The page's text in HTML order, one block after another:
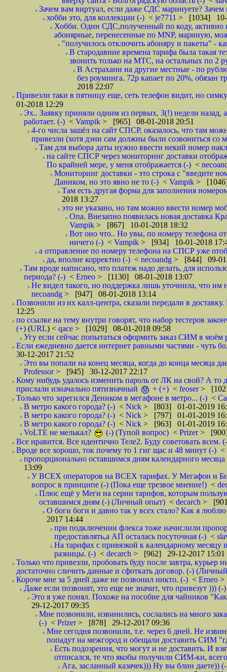
Зачем вам виртуал, если даже СДС маринуете?
хобби это, для коллекции (-) < je7711 > [1034] 10-
Хобби. Один СДС,полученный по коду, активно
абонярные, перенесенные по MNP, мариную,
"получилось отключить абоняру и пакеты" -
В стародавние времена тарифа была такая
звонить только на МТС, на остальных по 2
В Астрахани на другие местные - по
без роуминга. 72р капает по 20%, обязан
2018 22:07
Привезли таки в пятницу еще, сеть телефон видит, но
01-2018 12:29
Эх.. Заявку приняли одним из первых, 3(!) недели назад,
работает. (-) < Vampik > [965] 08-01-2018 20:51
4-го числа зашёл на сайт СПСР, оказалось, что там
привезли (хотя дэни сам должны были созвониться со
Там для выбора даты нужно ввести некий номер
на сайте СПСР через мониторинг доставки
По крайней мере, у меня отображается (-) <
Мониторинг доставки - это строка с "введите
Даником, но это явно не то (-) < Vampik >
Там есть другая форма для заполнения
2018 13:27
это не указано, но там можно ввести номер
Опа. Внезапно появилась новая доставка
Vampik > [867] 10-01-2018 18:32
Вот оно что.. Но увы, по номеру телефона
ничего (-) < Vampik > [934] 10-01-2018
а отправление по номеру телефона на СПСР уже
да, вполне корректно (-) < necoandg > [844] 09-01-
Там вроде написано, что платеж надо делать, для
периода? (-) < Erneo > [1130] 08-01-2018 13:07
Не видел такого, но поддержка лишь уточнила, что
necoandg > [947] 08-01-2018 13:14
Позвонили из их калл-центра, сказали передали в
12:25
по ссылке на тему внутри говорят, что набор тестеров
(+) (URL) < qace > [1029] 08-01-2018 09:58
Угу если сейчас попытаться оформить заказ СИМ в моём
Если ежедневно дается интернет равными частями - чуть
30-12-2017 21:52
Это вы попали на конец месяца, когда до конца месяца
Professor> [945] 30-12-2017 22:17
Кому нибудь удалось изменить пароль от ЛК на свой? А то
прислали изначально пятизначный
+ (+) < feoser>
Только что зарегился Деником в мегафоне в метро... (-) <
В метро какого города? (-) < Nick > [803] 01-01-2019
В метро какого города? (-) < Nick > [797] 01-01-2019
В метро какого города? (-) < Nick > [963] 01-01-2019
VoLTE не мелькал?
(-) (Тупой вопрос) < Prizer>
Все нравится. Все идентично Теле2. Буду советовать всем.
Вроде все хорошо, ток почему то 1 гиг щас и 48 минут (-) <
пропорционально оставшимся дням календарного
13:09
У ВСЕХ операторов на ВСЕХ тарифах. У Мегафон и Би
вопрос в принципе (-) (Пока еще трезвое мнение!) <
Плюс ещё у Меги на серии тарифов, которым
оставшимся дням (-) (Личный опыт) < decarch >
О боги боги и давно так у всех стало? Как я
2017 14:44
при подключении флекса тоже начислили
предоставлять,а АП осталась посуточная (-) <
На тарифах с привязкой к календарному
разницы. (-) < decarch > [962] 29-12-2017 15:01
Только что привезли, пробовать буду после завтра,
достаточно сличить данные и сфоткать договор. (-)
Короче мне за 5 дней даже не позвонил никто. (-) < Erneo >
Даже если позвонят, это еще не значит, что привезут ))) (-)
Это я уже понял. Похоже на пособие для чайников
29-12-2017 09:35
Мне позвонили, извинились, сослались на много
(-) < Prizer> [878] 29-12-2017 09:36
Мне сегодня позвонили, т.е. через 6 дней. Не
попадут на межгород и обещали доставить СИМ
Есть подозрения, что могут и не доставить. И
отписался, те что якобы получили СИМ-ки,
Ага, засланный казачек))) Ну вы блин даете))